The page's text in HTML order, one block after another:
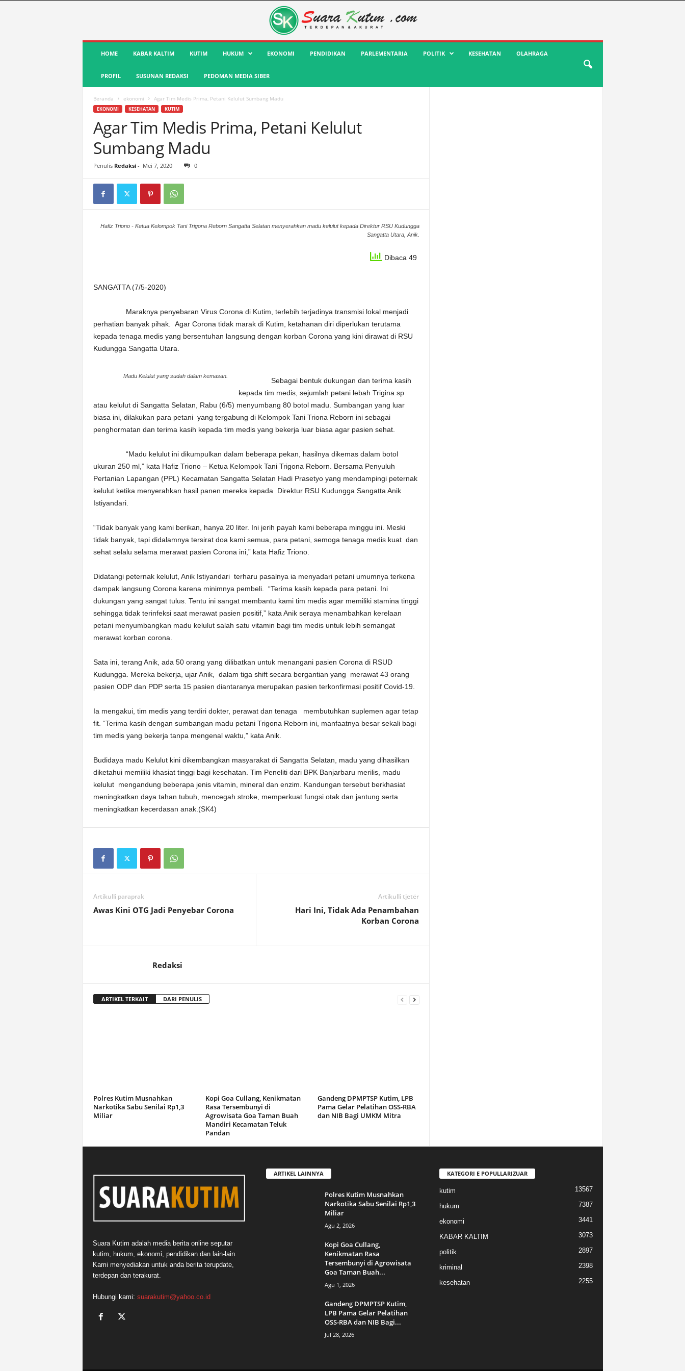
a
HOME KABAR KALTIM KUTIM HUKUM EKONOMI PENDIDIKAN PARLEMENTARIA POLITIK KESEHATAN OLAHRAGA
PROFIL SUSUNAN REDAKSI PEDOMAN MEDIA SIBER
Beranda ekonomi Agar Tim Medis Prima, Petani Kelulut Sumbang Madu
EKONOMI KESEHATAN KUTIM
Agar Tim Medis Prima, Petani Kelulut
Sumbang Madu
Penulis Redaksi- Mei 7, 2020 0
Hafiz Triono - Ketua Kelompok Tani Trigona Reborn Sangatta Selatan menyerahkan madu kelulut kepada Direktur RSU Kudungga
Sangatta Utara, Anik.
Dibaca 49
SANGATTA (7/5-2020)
Maraknya penyebaran Virus Corona di Kutim, terlebih terjadinya transmisi lokal menjadi
perhatian banyak pihak. Agar Corona tidak marak di Kutim, ketahanan diri diperlukan terutama
kepada tenaga medis yang bersentuhan langsung dengan korban Corona yang kini dirawat di RSU
Kudungga Sangatta Utara.
Madu Kelulut yang sudah dalam kemasan.
Sebagai bentuk dukungan dan terima kasih
kepada tim medis, sejumlah petani lebah Trigina sp
atau kelulut di Sangatta Selatan, Rabu (6/5) menyumbang 80 botol madu. Sumbangan yang luar
biasa ini, dilakukan para petani yang tergabung di Kelompok Tani Triona Reborn ini sebagai
penghormatan dan terima kasih kepada tim medis yang bekerja luar biasa agar pasien sehat.
“Madu kelulut ini dikumpulkan dalam beberapa pekan, hasilnya dikemas dalam botol
ukuran 250 ml,” kata Hafiz Triono – Ketua Kelompok Tani Trigona Reborn. Bersama Penyuluh
Pertanian Lapangan (PPL) Kecamatan Sangatta Selatan Hadi Prasetyo yang mendampingi peternak
kelulut ketika menyerahkan hasil panen mereka kepada Direktur RSU Kudungga Sangatta Anik
Istiyandari.
“Tidak banyak yang kami berikan, hanya 20 liter. Ini jerih payah kami beberapa minggu ini. Meski
tidak banyak, tapi didalamnya tersirat doa kami semua, para petani, semoga tenaga medis kuat dan
sehat selalu selama merawat pasien Corona ini,” kata Hafiz Triono.
Didatangi peternak kelulut, Anik Istiyandari terharu pasalnya ia menyadari petani umumnya terkena
dampak langsung Corona karena minimnya pembeli. “Terima kasih kepada para petani. Ini
dukungan yang sangat tulus. Tentu ini sangat membantu kami tim medis agar memiliki stamina tinggi
sehingga tidak terinfeksi saat merawat pasien positif,” kata Anik seraya menambahkan kerelaan
petani menyumbangkan madu kelulut salah satu vitamin bagi tim medis untuk lebih semangat
merawat korban corona.
Sata ini, terang Anik, ada 50 orang yang dilibatkan untuk menangani pasien Corona di RSUD
Kudungga. Mereka bekerja, ujar Anik, dalam tiga shift secara bergantian yang merawat 43 orang
pasien ODP dan PDP serta 15 pasien diantaranya merupakan pasien terkonfirmasi positif Covid-19.
Ia mengakui, tim medis yang terdiri dokter, perawat dan tenaga membutuhkan suplemen agar tetap
fit. “Terima kasih dengan sumbangan madu petani Trigona Reborn ini, manfaatnya besar sekali bagi
tim medis yang bekerja tanpa mengenal waktu,” kata Anik.
Budidaya madu Kelulut kini dikembangkan masyarakat di Sangatta Selatan, madu yang dihasilkan
diketahui memiliki khasiat tinggi bagi kesehatan. Tim Peneliti dari BPK Banjarbaru merilis, madu
kelulut mengandung beberapa jenis vitamin, mineral dan enzim. Kandungan tersebut berkhasiat
meningkatkan daya tahan tubuh, mencegah stroke, memperkuat fungsi otak dan jantung serta
meningkatkan kecerdasan anak.(SK4)
Artikulli paraprak
Awas Kini OTG Jadi Penyebar Corona
Artikulli tjetër
Hari Ini, Tidak Ada Penambahan
Korban Corona
Redaksi
ARTIKEL TERKAIT DARI PENULIS
Polres Kutim Musnahkan
Narkotika Sabu Senilai Rp1,3
Miliar
Kopi Goa Cullang, Kenikmatan
Rasa Tersembunyi di
Agrowisata Goa Taman Buah
Mandiri Kecamatan Teluk
Pandan
Gandeng DPMPTSP Kutim, LPB
Pama Gelar Pelatihan OSS-RBA
dan NIB Bagi UMKM Mitra
Suara Kutim adalah media berita online seputar
kutim, hukum, ekonomi, pendidikan dan lain-lain.
Kami menyediakan untuk anda berita terupdate,
terdepan dan terakurat.
Hubungi kami: suarakutim@yahoo.co.id
ARTIKEL LAINNYA
Polres Kutim Musnahkan
Narkotika Sabu Senilai Rp1,3
Miliar
Agu 2, 2026
Kopi Goa Cullang,
Kenikmatan Rasa
Tersembunyi di Agrowisata
Goa Taman Buah...
Agu 1, 2026
Gandeng DPMPTSP Kutim,
LPB Pama Gelar Pelatihan
OSS-RBA dan NIB Bagi...
Jul 28, 2026
KATEGORI E POPULLARIZUAR
kutim 13567
hukum 7387
ekonomi 3441
KABAR KALTIM 3073
politik 2897
kriminal 2398
kesehatan 2255